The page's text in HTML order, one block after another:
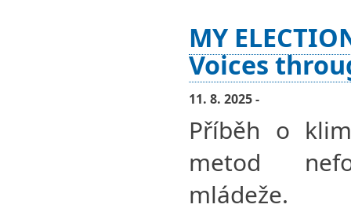
MY
Voices
11. 8. 2025 -
Příběh o
metod
mládeže.